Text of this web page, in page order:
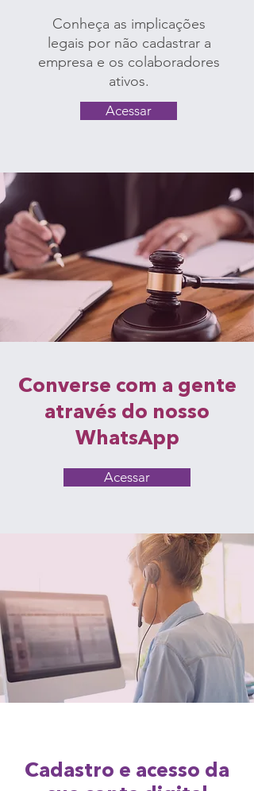
Conheça as implicações
legais por não cadastrar a
empresa e os colaboradores
ativos.
Acessar
Converse com a gente
através do nosso
WhatsApp
Acessar
Cadastro e acesso da